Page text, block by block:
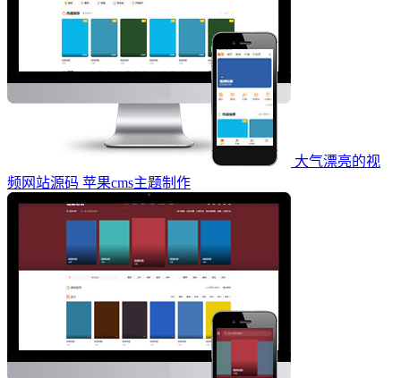
大气漂亮的视
频网站源码 苹果cms主题制作